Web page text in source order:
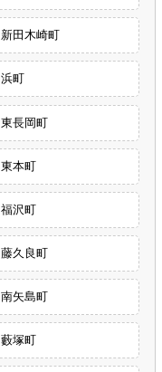
新田木崎町
浜町
東長岡町
東本町
福沢町
藤久良町
南矢島町
藪塚町